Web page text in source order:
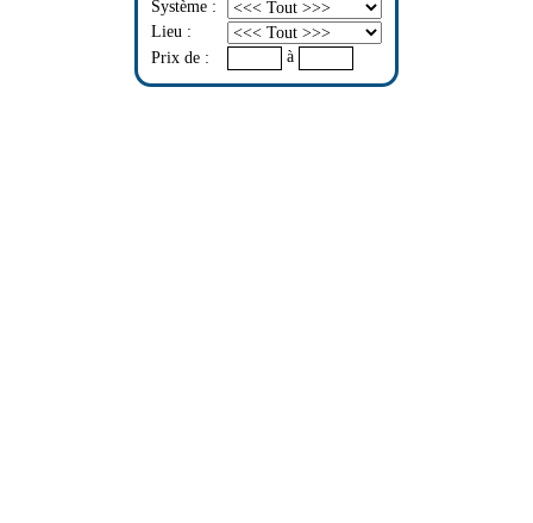
Système :
Lieu :
Prix de :
à